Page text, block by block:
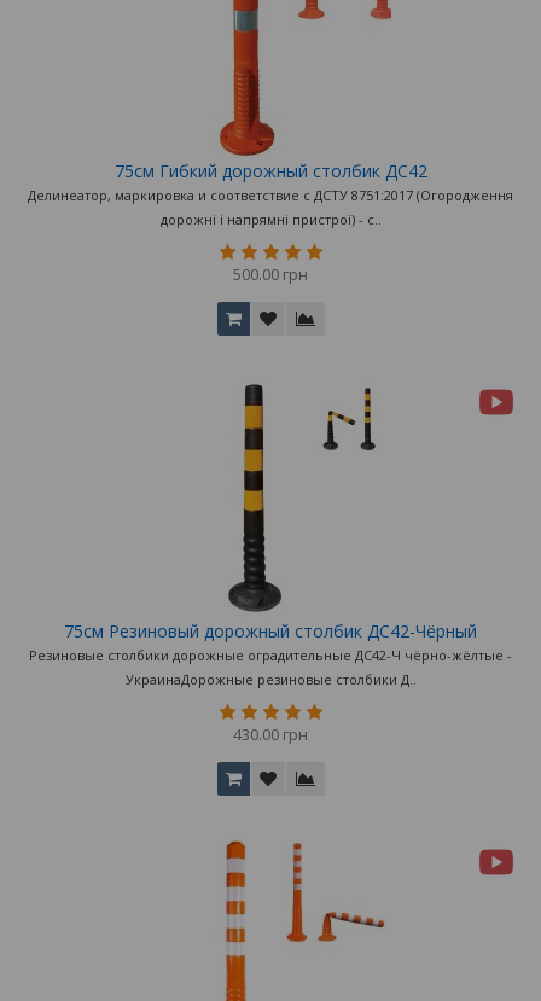
75см Гибкий дорожный столбик ДС42
Делинеатор, маркировка и соответствие с ДСТУ 8751:2017 (Огородження
дорожні і напрямні пристрої) - с..
500.00 грн
75см Резиновый дорожный столбик ДС42-Чёрный
Резиновые столбики дорожные оградительные ДС42-Ч чёрно-жёлтые -
УкраинаДорожные резиновые столбики Д..
430.00 грн